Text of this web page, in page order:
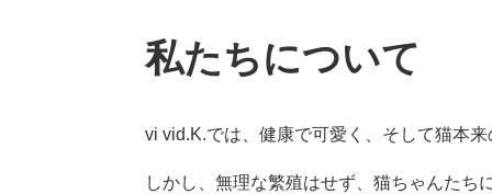
私たちについて
vi vid.K.では、健康で可愛く、そして猫本
しかし、無理な繁殖はせず、猫ちゃんた